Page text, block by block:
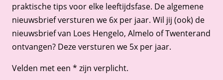
praktische tips voor elke leeftijdsfase. De algemene
nieuwsbrief versturen we 6x per jaar. Wil jij (ook) de
nieuwsbrief van Loes Hengelo, Almelo of Twenterand
ontvangen? Deze versturen we 5x per jaar.
Velden met een * zijn verplicht.